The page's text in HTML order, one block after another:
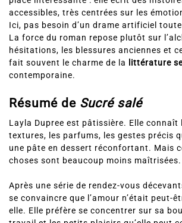
accessibles, très centrées sur les
Ici, pas besoin d’un drame artificiel
La force du roman repose plutôt sur
hésitations, les blessures anciennes et
fait souvent le charme de la
littérature
contemporaine.
Résumé de Sucré salé
Layla Dupree est pâtissière. Elle connaît
textures, les parfums, les gestes précis
une pâte en dessert réconfortant. Mais
choses sont beaucoup moins maîtrisées.
Après une série de rendez-vous
se convaincre que l’amour n’était peut-
elle. Elle préfère se concentrer sur sa